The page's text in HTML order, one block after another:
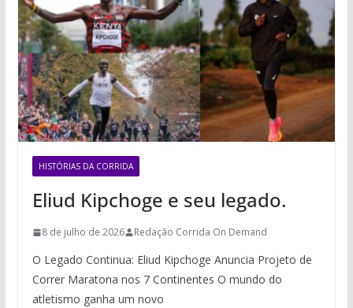
HISTÓRIAS DA CORRIDA
Eliud Kipchoge e seu legado.
8 de julho de 2026 Redação Corrida On Demand
O Legado Continua: Eliud Kipchoge Anuncia Projeto de
Correr Maratona nos 7 Continentes O mundo do
atletismo ganha um novo